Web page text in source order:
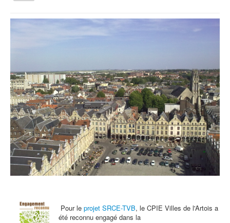
la
Vous êtes ici :
Accueil
Emotions d'art ou Maxime l'Homme DU Bois !
Activités tout public
Animations et éducation
Accompagnement du territoire et ingénierie
Espace Info Energie
Guide Nature Patrimoine Volontaire (GNPV)
Centre de Ressources du Territoire (CRT)
Contact
Pour le projet SRCE-TVB, le CPIE Villes de l'Artois a
été reconnu engagé dans la